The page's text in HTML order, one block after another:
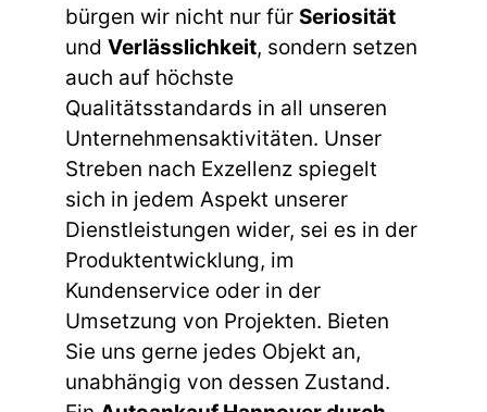
bürgen wir nicht nur für Seriosität
und Verlässlichkeit, sondern setzen
auch auf höchste
Qualitätsstandards in all unseren
Unternehmensaktivitäten. Unser
Streben nach Exzellenz spiegelt
sich in jedem Aspekt unserer
Dienstleistungen wider, sei es in der
Produktentwicklung, im
Kundenservice oder in der
Umsetzung von Projekten. Bieten
Sie uns gerne jedes Objekt an,
unabhängig von dessen Zustand.